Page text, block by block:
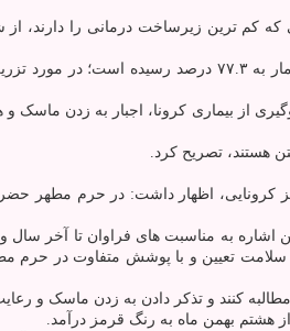
ترین زیرساخت درمانی را دارند، از
از بیماری کرونا، اجبار به
هستند، تصریح کرد.
اظهار داشت: در حرم مطهر
به مناسبت های فراوان تا آخر سال
سلامت تعیین و با پوشش متفاوت در
کنند و تذکر دادن به زدن ماسک و